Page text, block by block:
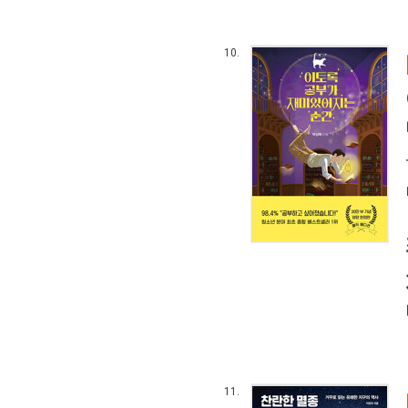
10.
11.